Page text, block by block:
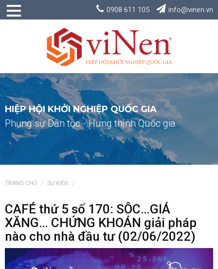
0908 611 105 info@vinen.vn
HIỆP HỘI KHỞI NGHIỆP QUỐC GIA
Phụng sự Dân tộc - Hưng thịnh Quốc gia
TRANG CHỦ SỰ KIỆN
CAFÉ thứ 5 số 170: SÔC…GIÁ
XĂNG… CHỨNG KHOÁN giải pháp
nào cho nhà đầu tư (02/06/2022)